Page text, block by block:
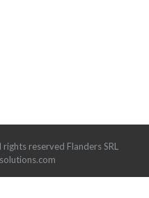
reserved Flanders SRL